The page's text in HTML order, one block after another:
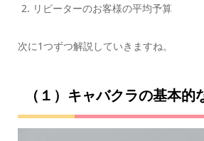
リピーターのお客様の平均予算
次に1つずつ解説していきますね。
（１）キャバクラの基本的